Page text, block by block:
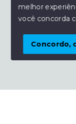
Olá!
© Copyright
SITE PARA IMOBILIARIA
melhor
você concorda
Concordo,